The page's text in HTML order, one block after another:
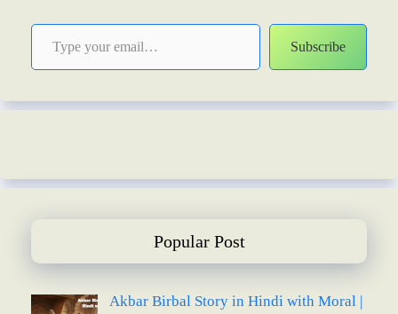
Type your email…
Subscribe
Popular Post
Akbar Birbal Story in Hindi with Moral |